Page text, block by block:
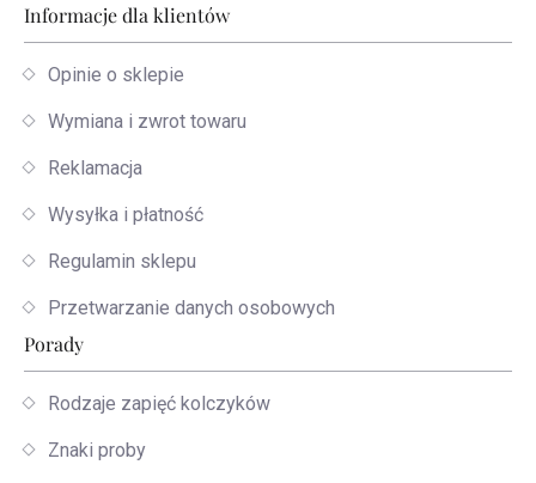
Informacje dla klientów
Opinie o sklepie
Wymiana i zwrot towaru
Reklamacja
Wysyłka i płatność
Regulamin sklepu
Przetwarzanie danych osobowych
Porady
Rodzaje zapięć kolczyków
Znaki proby